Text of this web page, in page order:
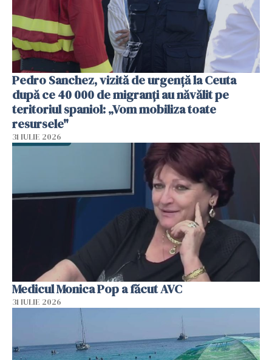
Pedro Sanchez, vizită de urgență la Ceuta
după ce 40 000 de migranți au năvălit pe
teritoriul spaniol: „Vom mobiliza toate
resursele"
31 IULIE 2026
Medicul Monica Pop a făcut AVC
31 IULIE 2026